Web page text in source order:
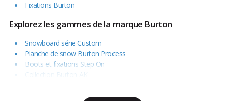
Fixations Burton
Explorez les gammes de la marque Burton
Snowboard série Custom
Planche de snow Burton Process
Boots et fixations Step On
Collection Burton AK